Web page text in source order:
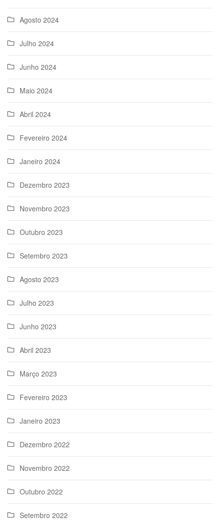
Agosto 2024
Julho 2024
Junho 2024
Maio 2024
Abril 2024
Fevereiro 2024
Janeiro 2024
Dezembro 2023
Novembro 2023
Outubro 2023
Setembro 2023
Agosto 2023
Julho 2023
Junho 2023
Abril 2023
Março 2023
Fevereiro 2023
Janeiro 2023
Dezembro 2022
Novembro 2022
Outubro 2022
Setembro 2022